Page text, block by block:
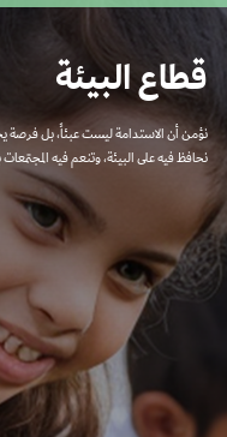
قطاع البيئة
نؤمن أن الاستدامة ليست عبئاً، بل فرصة
نحافظ فيه على البيئة، وتنعم فيه